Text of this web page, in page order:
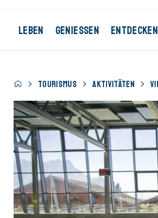
LEBEN GENIESSEN ENTDECKEN
TOURISMUS AKTIVITÄTEN